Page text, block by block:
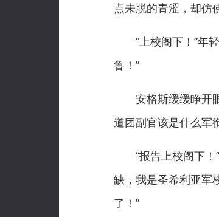
点未脱的青涩，却仿
“上校阁下！”年轻
鲁！”
安格斯缓缓睁开眼
道团副官该是什么军
“报告上校阁下！”
缺，我是圣希利亚军
了！”